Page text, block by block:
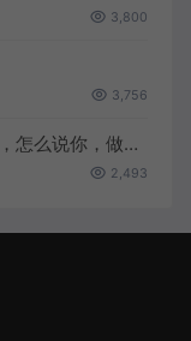
3,800
3,756
该做的，做你想做的
2,493